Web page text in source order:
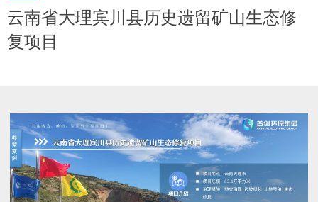
云南省大理宾川县历史遗留矿山生态修
复项目